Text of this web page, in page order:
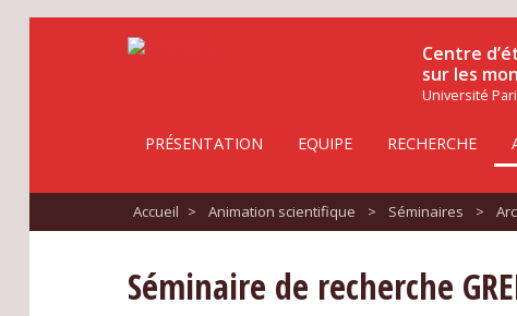
Centre
sur les
Université
PRÉSENTATION EQUIPE RECHERCHE
Accueil > Animation scientifique > Séminaires >
Séminaire de recherche